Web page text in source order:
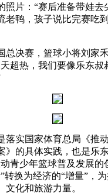
照片：“赛后准备带娃去
老鸭，孩子说比完赛吃
决赛，篮球小将刘家禾
超热，我们要像乐东叔
实国家体育总局《推动
》的具体实践，也是乐
青少年篮球普及发展的
转换为经济的“增量”，
文化和旅游力量。